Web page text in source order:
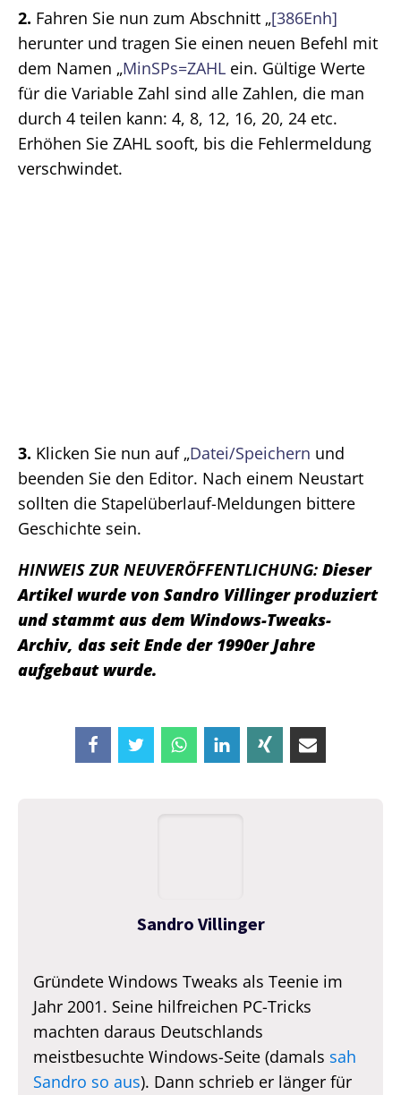
2. Fahren Sie nun zum Abschnitt „[386Enh]
herunter und tragen Sie einen neuen Befehl mit
dem Namen „MinSPs=ZAHL ein. Gültige Werte
für die Variable Zahl sind alle Zahlen, die man
durch 4 teilen kann: 4, 8, 12, 16, 20, 24 etc.
Erhöhen Sie ZAHL sooft, bis die Fehlermeldung
verschwindet.
3. Klicken Sie nun auf „Datei/Speichern und
beenden Sie den Editor. Nach einem Neustart
sollten die Stapelüberlauf-Meldungen bittere
Geschichte sein.
HINWEIS ZUR NEUVERÖFFENTLICHUNG: Dieser
Artikel wurde von Sandro Villinger produziert
und stammt aus dem Windows-Tweaks-
Archiv, das seit Ende der 1990er Jahre
aufgebaut wurde.
Sandro Villinger
Gründete Windows Tweaks als Teenie im
Jahr 2001. Seine hilfreichen PC-Tricks
machten daraus Deutschlands
meistbesuchte Windows-Seite (damals sah
Sandro so aus). Dann schrieb er länger für